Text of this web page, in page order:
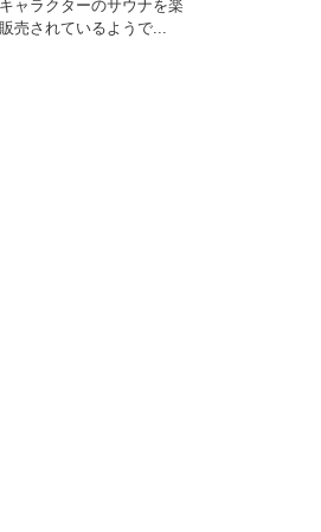
ャラクターのサウナを楽
売されているようで...